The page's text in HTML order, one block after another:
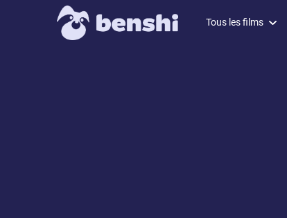
Tous les films